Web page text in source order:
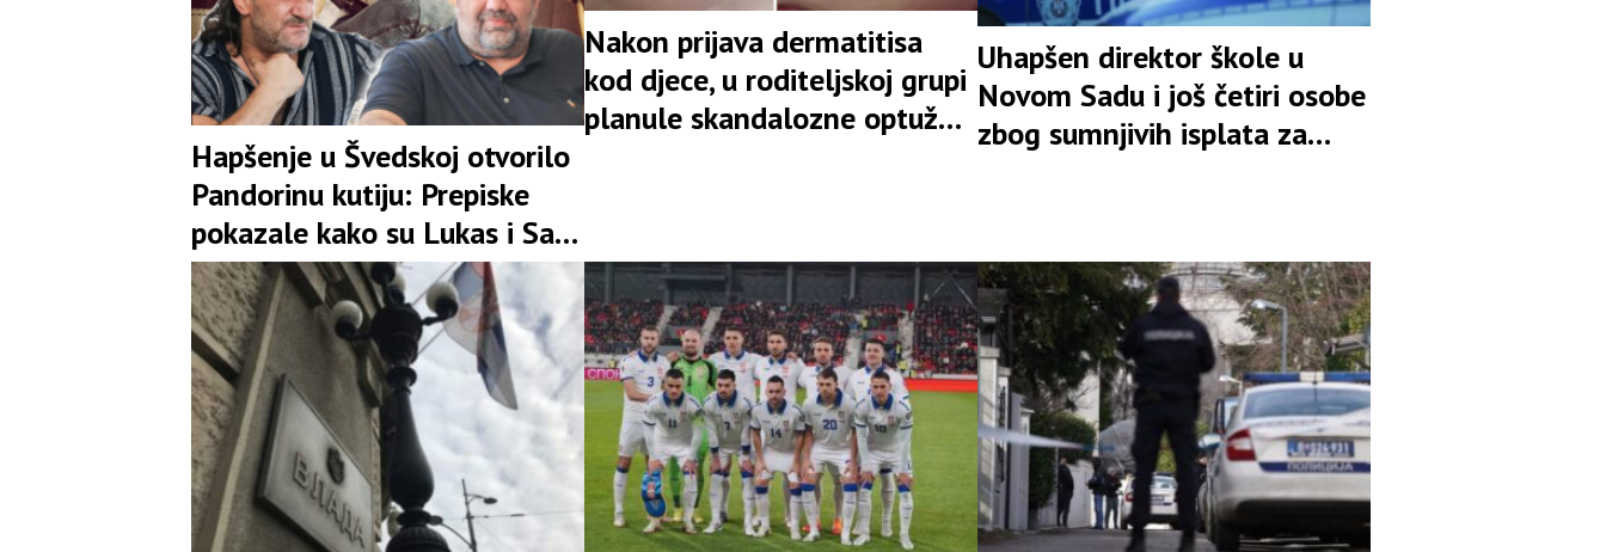
Hapšenje u Švedskoj otvorilo
Pandorinu kutiju: Prepiske
pokazale kako su Lukas i Saša
Mirković pokušali izbjeći
porez Srbiji
Nakon prijava dermatitisa
kod djece, u roditeljskoj grupi
planule skandalozne optužbe
Uhapšen direktor škole u
Novom Sadu i još četiri osobe
zbog sumnjivih isplata za